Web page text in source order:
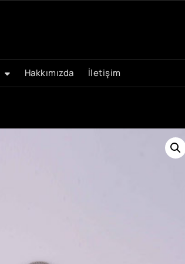
Hakkımızda İletişim